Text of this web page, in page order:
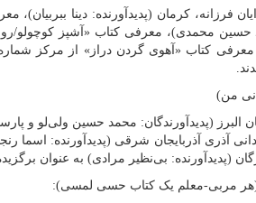
کرمان (پدیدآورنده: دینا ببربیان)،
محمد حسین محمدی)، معرفی کتاب «آشپز
من)
(پدیدآورندگان: محمد حسین ولی‌لو و
آذری آذربایجان شرقی (پدیدآورنده: اسما
مربی-معلم یک کتاب حسی لمسی):